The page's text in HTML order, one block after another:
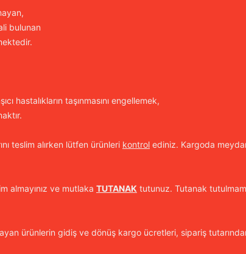
bulunan
hastalıkların taşınmasını engellemek,
teslim alırken lütfen ürünleri kontrol ediniz. Kargoda
almayınız ve mutlaka TUTANAK tutunuz. Tutanak
ürünlerin gidiş ve dönüş kargo ücretleri, sipariş